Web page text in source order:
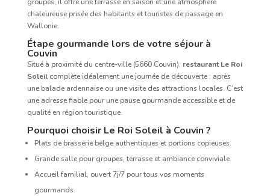
chaleureuse prisée des habitants et touristes de passage en
Wallonie.
Étape gourmande lors de votre séjour à
Couvin
Situé à proximité du centre-ville (5660 Couvin), restaurant Le Roi
Soleilcomplète idéalement une journée de découverte : après
une balade ardennaise ou une visite des attractions locales. C’est
une adresse fiable pour une pause gourmande accessible et de
qualité en région touristique.
Pourquoi choisir Le Roi Soleil à Couvin ?
Plats de brasserie belge authentiques et portions copieuses.
Grande salle pour groupes, terrasse et ambiance conviviale.
Accueil familial, ouvert 7j/7 pour tous vos moments
gourmands.